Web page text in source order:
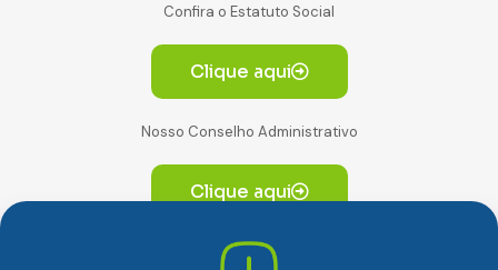
Confira o Estatuto Social
Clique aqui
Nosso Conselho Administrativo
Clique aqui